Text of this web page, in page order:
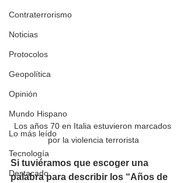
Contraterrorismo
Noticias
Protocolos
Geopolítica
Opinión
Mundo Hispano
Lo más leído
Tecnología
Destacado
Los años 70 en Italia estuvieron marcados
por la violencia terrorista
Si tuviéramos que escoger una
palabra para describir los “Años de